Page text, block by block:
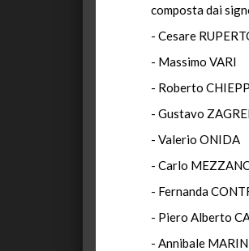
composta dai
- Cesare
- Massimo VARI
- Roberto
- Gustavo
- Valerio
- Carlo
- Fernanda
- Piero Alberto
- Annibale